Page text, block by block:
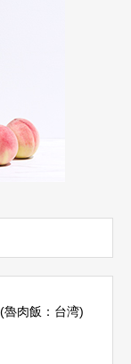
魯肉飯：台湾)